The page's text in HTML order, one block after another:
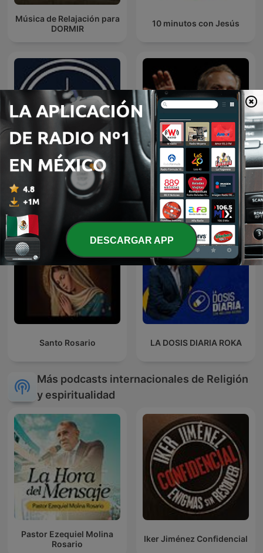
Música de Relajación para
DORMIR
10 minutos con Jesús
Predicaciones Cristianas
EL AMOR QUE VALE on
Oneplace.com
Santo Rosario LA DOSIS DIARIA ROKA
Más podcasts internacionales de Religión
y espiritualidad
Pastor Ezequiel Molina
Rosario
Iker Jiménez Confidencial
DESCARGAR APP